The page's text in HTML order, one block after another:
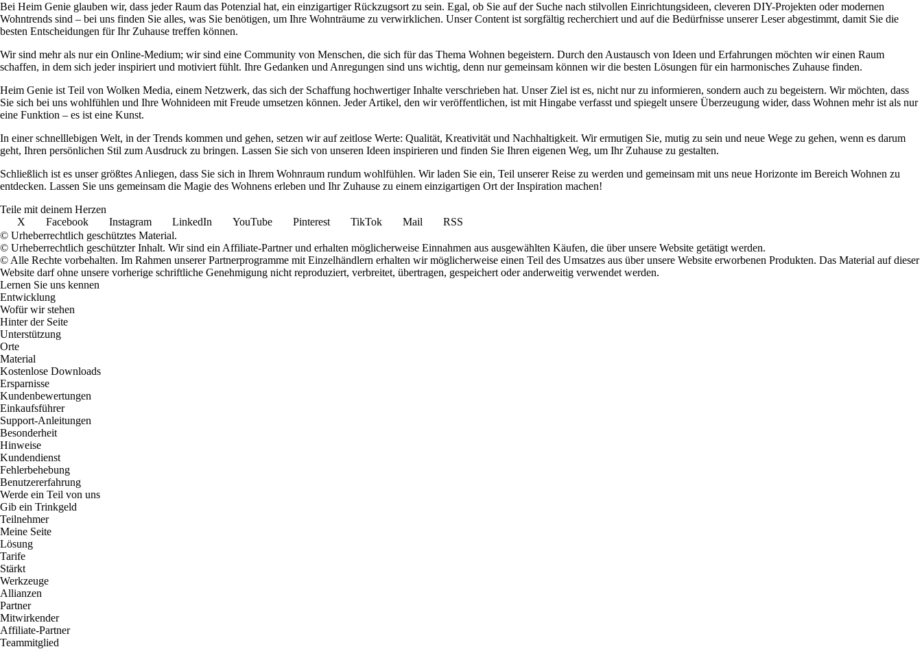
Bei Heim Genie glauben wir, dass jeder Raum das Potenzial hat, ein einzigartiger Rückzugsort zu sein. Egal, ob Sie auf der Suche nach stilvollen Einrichtungsideen, cleveren DIY-Projekten oder modernen
Wohntrends sind – bei uns finden Sie alles, was Sie benötigen, um Ihre Wohnträume zu verwirklichen. Unser Content ist sorgfältig recherchiert und auf die Bedürfnisse unserer Leser abgestimmt, damit Sie die
besten Entscheidungen für Ihr Zuhause treffen können.
Wir sind mehr als nur ein Online-Medium; wir sind eine Community von Menschen, die sich für das Thema Wohnen begeistern. Durch den Austausch von Ideen und Erfahrungen möchten wir einen Raum
schaffen, in dem sich jeder inspiriert und motiviert fühlt. Ihre Gedanken und Anregungen sind uns wichtig, denn nur gemeinsam können wir die besten Lösungen für ein harmonisches Zuhause finden.
Heim Genie ist Teil von Wolken Media, einem Netzwerk, das sich der Schaffung hochwertiger Inhalte verschrieben hat. Unser Ziel ist es, nicht nur zu informieren, sondern auch zu begeistern. Wir möchten, dass
Sie sich bei uns wohlfühlen und Ihre Wohnideen mit Freude umsetzen können. Jeder Artikel, den wir veröffentlichen, ist mit Hingabe verfasst und spiegelt unsere Überzeugung wider, dass Wohnen mehr ist als nur
eine Funktion – es ist eine Kunst.
In einer schnelllebigen Welt, in der Trends kommen und gehen, setzen wir auf zeitlose Werte: Qualität, Kreativität und Nachhaltigkeit. Wir ermutigen Sie, mutig zu sein und neue Wege zu gehen, wenn es darum
geht, Ihren persönlichen Stil zum Ausdruck zu bringen. Lassen Sie sich von unseren Ideen inspirieren und finden Sie Ihren eigenen Weg, um Ihr Zuhause zu gestalten.
Schließlich ist es unser größtes Anliegen, dass Sie sich in Ihrem Wohnraum rundum wohlfühlen. Wir laden Sie ein, Teil unserer Reise zu werden und gemeinsam mit uns neue Horizonte im Bereich Wohnen zu
entdecken. Lassen Sie uns gemeinsam die Magie des Wohnens erleben und Ihr Zuhause zu einem einzigartigen Ort der Inspiration machen!
Teile mit deinem Herzen
X
Facebook Instagram LinkedIn YouTube Pinterest TikTok Mail
RSS
© Urheberrechtlich geschütztes Material.
© Urheberrechtlich geschützter Inhalt. Wir sind ein Affiliate-Partner und erhalten möglicherweise Einnahmen aus ausgewählten Käufen, die über unsere Website getätigt werden.
© Alle Rechte vorbehalten. Im Rahmen unserer Partnerprogramme mit Einzelhändlern erhalten wir möglicherweise einen Teil des Umsatzes aus über unsere Website erworbenen Produkten. Das Material auf dieser
Website darf ohne unsere vorherige schriftliche Genehmigung nicht reproduziert, verbreitet, übertragen, gespeichert oder anderweitig verwendet werden.
Lernen Sie uns kennen
Entwicklung
Wofür wir stehen
Hinter der Seite
Unterstützung
Orte
Material
Kostenlose Downloads
Ersparnisse
Kundenbewertungen
Einkaufsführer
Support-Anleitungen
Besonderheit
Hinweise
Kundendienst
Fehlerbehebung
Benutzererfahrung
Werde ein Teil von uns
Gib ein Trinkgeld
Teilnehmer
Meine Seite
Lösung
Tarife
Stärkt
Werkzeuge
Allianzen
Partner
Mitwirkender
Affiliate-Partner
Teammitglied